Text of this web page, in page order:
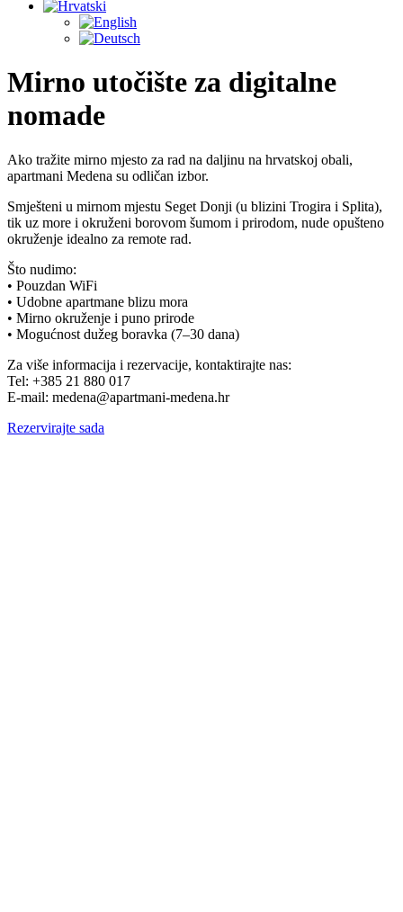
Mirno utočište za digitalne
nomade
Ako tražite mirno mjesto za rad na daljinu na hrvatskoj obali,
apartmani Medena su odličan izbor.
Smješteni u mirnom mjestu Seget Donji (u blizini Trogira i Splita),
tik uz more i okruženi borovom šumom i prirodom, nude opušteno
okruženje idealno za remote rad.
Što nudimo:
• Pouzdan WiFi
• Udobne apartmane blizu mora
• Mirno okruženje i puno prirode
• Mogućnost dužeg boravka (7–30 dana)
Za više informacija i rezervacije, kontaktirajte nas:
Tel: +385 21 880 017
E-mail: medena@apartmani-medena.hr
Rezervirajte sada